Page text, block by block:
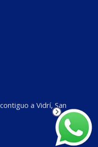
a Vidrí, San